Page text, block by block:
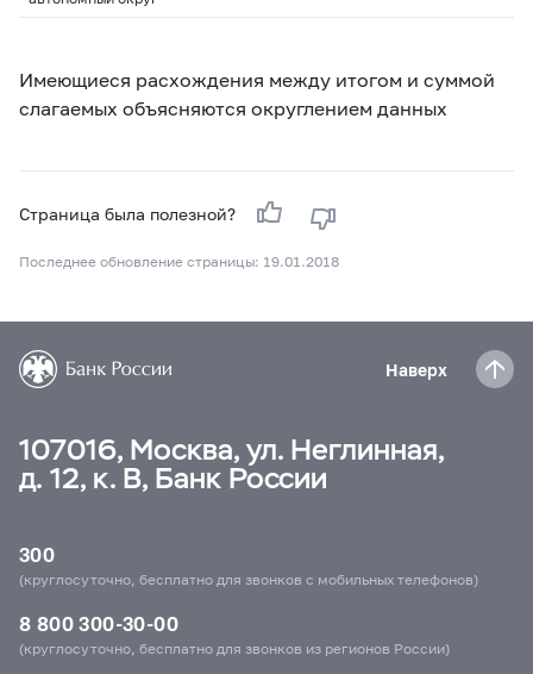
Имеющиеся расхождения между итогом и суммой
слагаемых объясняются округлением данных
Страница была полезной?
Последнее обновление страницы: 19.01.2018
Наверх
107016, Москва, ул. Неглинная,
д. 12, к. В, Банк России
300
(круглосуточно, бесплатно для звонков с мобильных телефонов)
8 800 300-30-00
(круглосуточно, бесплатно для звонков из регионов России)